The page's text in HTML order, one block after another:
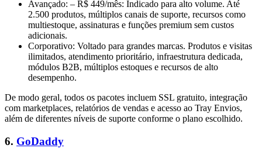
Avançado: – R$ 449/mês: Indicado para alto volume. Até
2.500 produtos, múltiplos canais de suporte, recursos como
multiestoque, assinaturas e funções premium sem custos
adicionais.
Corporativo: Voltado para grandes marcas. Produtos e visitas
ilimitados, atendimento prioritário, infraestrutura dedicada,
módulos B2B, múltiplos estoques e recursos de alto
desempenho.
De modo geral, todos os pacotes incluem SSL gratuito, integração
com marketplaces, relatórios de vendas e acesso ao Tray Envios,
além de diferentes níveis de suporte conforme o plano escolhido.
6. GoDaddy